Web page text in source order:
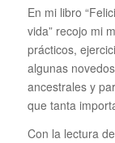
En mi libro
vida” recojo mi
prácticos,
algunas
ancestrales y
que tanta
Con la lectura